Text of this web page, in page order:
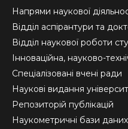
Напрями наукової
Відділ аспірантури та
Відділ наукової роботи
Інноваційна, науково-
Спеціалізовані вчені ради
Наукові видання
Репозиторій публікацій
Наукометричні бази даних